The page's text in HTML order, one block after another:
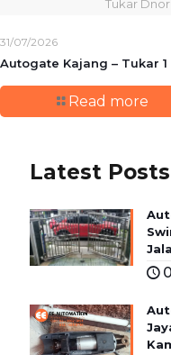
Tukar
31/07/2026
Autogate Kajang – Tukar
Read more
Latest Posts